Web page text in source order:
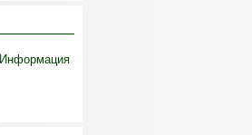
Информация